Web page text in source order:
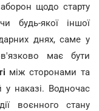
щодо старту
будь-якої іншої
днях, саме у
має бути
між сторонами та
наказі. Водночас
воєнного стану